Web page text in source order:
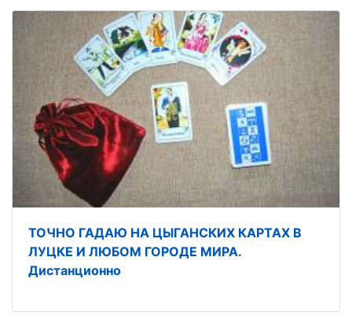
ТОЧНО ГАДАЮ НА ЦЫГАНСКИХ КАРТАХ В
ЛУЦКЕ И ЛЮБОМ ГОРОДЕ МИРА.
Дистанционно